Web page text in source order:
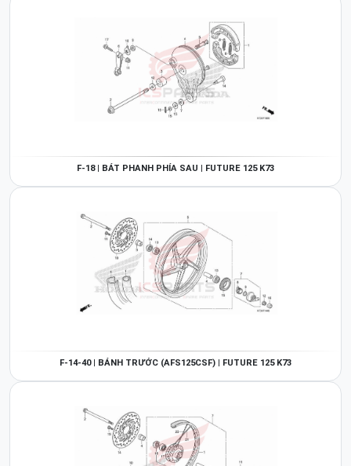
F-18 | BÁT PHANH PHÍA SAU | FUTURE 125 K73
F-14-40 | BÁNH TRƯỚC (AFS125CSF) | FUTURE 125 K73